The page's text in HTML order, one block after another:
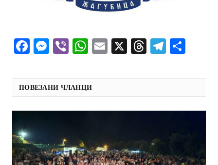
Facebook
Messenger
ViberWhatsApp
Email
X Threads
ПОВЕЗАНИ ЧЛАНЦИ